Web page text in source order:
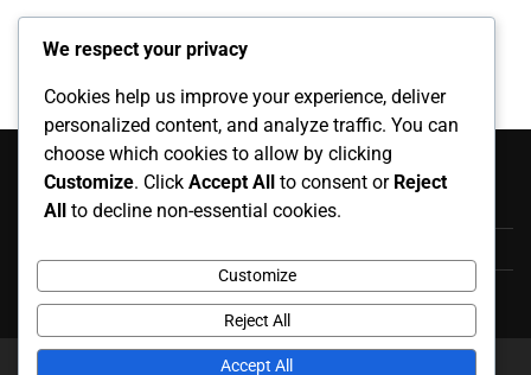
January 2026
Categorías
Programas de Entrenamiento en Tenis de Mesa
Servicios de Coaching en Tenis de Mesa
salvemosconciencia.org
We respect your privacy
Cookies help us improve your experience, deliver
personalized content, and analyze traffic. You can
choose which cookies to allow by clicking
Customize. Click Accept All to consent or Reject
All to decline non-essential cookies.
Customize
Reject All
Accept All